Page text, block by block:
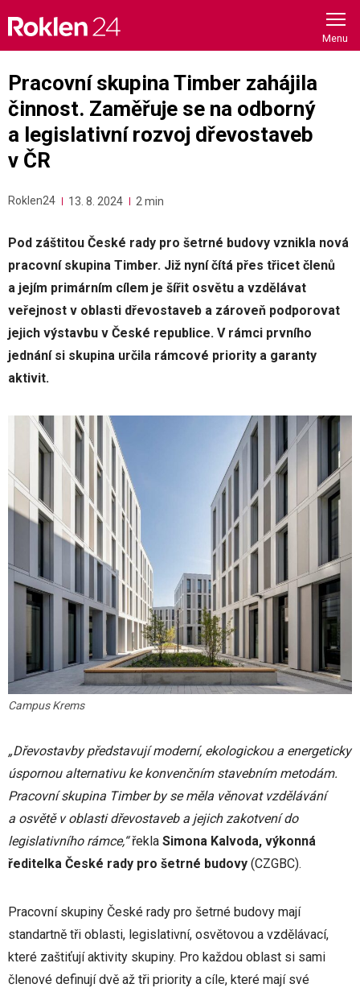
content
Pracovní skupina Timber zahájila
činnost. Zaměřuje se na odborný
a legislativní rozvoj dřevostaveb
v ČR
Roklen24 13. 8. 2024 2 min
Pod záštitou České rady pro šetrné budovy vznikla nová
pracovní skupina Timber. Již nyní čítá přes třicet členů
a jejím primárním cílem je šířit osvětu a vzdělávat
veřejnost v oblasti dřevostaveb a zároveň podporovat
jejich výstavbu v České republice. V rámci prvního
jednání si skupina určila rámcové priority a garanty
aktivit.
Campus Krems
„Dřevostavby představují moderní, ekologickou a energeticky
úspornou alternativu ke konvenčním stavebním metodám.
Pracovní skupina Timber by se měla věnovat vzdělávání
a osvětě v oblasti dřevostaveb a jejich zakotvení do
legislativního rámce,“řekla Simona Kalvoda, výkonná
ředitelka České rady pro šetrné budovy (CZGBC).
Pracovní skupiny České rady pro šetrné budovy mají
standartně tři oblasti, legislativní, osvětovou a vzdělávací,
které zaštiťují aktivity skupiny. Pro každou oblast si sami
členové definují dvě až tři priority a cíle, které mají své